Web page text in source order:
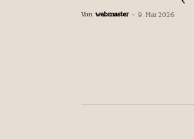
Von webmaster - 9. Mai 2026